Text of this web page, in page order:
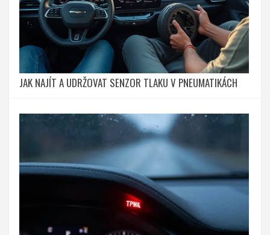
JAK NAJÍT A UDRŽOVAT SENZOR TLAKU V PNEUMATIKÁCH